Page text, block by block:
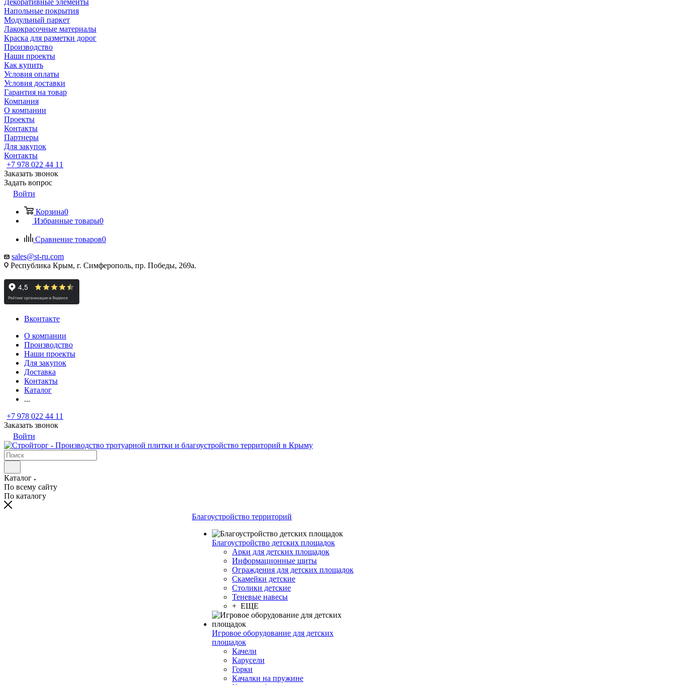
Декоративные элементы
Напольные покрытия
Модульный паркет
Лакокрасочные материалы
Краска для разметки дорог
Производство
Наши проекты
Как купить
Условия оплаты
Условия доставки
Гарантия на товар
Компания
О компании
Проекты
Контакты
Партнеры
Для закупок
Контакты
+7 978 022 44 11
Заказать звонок
Задать вопрос
Войти
Корзина0
Избранные товары0
Сравнение товаров0
sales@st-ru.com
Республика Крым, г. Симферополь, пр. Победы, 269а.
Вконтакте
О компании
Производство
Наши проекты
Для закупок
Доставка
Контакты
Каталог
...
+7 978 022 44 11
Заказать звонок
Войти
Каталог
По всему сайту
По каталогу
Благоустройство территорий
Благоустройство детских площадок
Арки для детских площадок
Информационные щиты
Ограждения для детских площадок
Скамейки детские
Столики детские
Теневые навесы
+ ЕЩЕ
Игровое оборудование для детских
площадок
Качели
Карусели
Горки
Качалки на пружине